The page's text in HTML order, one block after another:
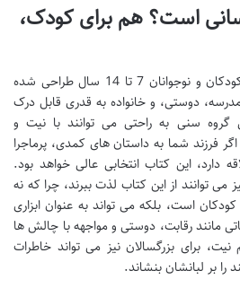
است؟ هم برای کودک،
این کتاب به طور خاص برای کودکان و نوجوانان 7 تا 14 سال طراحی شده
دوستی، و خانواده به قدری قابل درک
گروه سنی به راحتی می توانند با نیت و
اگر فرزند شما به داستان های کمدی، پرماجرا
دارد، این کتاب انتخابی عالی خواهد بود.
می توانند از این کتاب لذت ببرند، چرا که نه
است، بلکه می تواند به عنوان ابزاری
مانند رقابت، دوستی و مواجهه با چالش ها
برای بزرگسالان نیز می تواند خاطرات
را بر لبانشان بنشاند.